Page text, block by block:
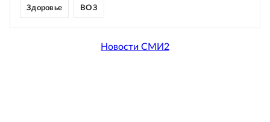
Здоровье ВОЗ
Новости СМИ2